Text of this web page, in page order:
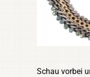
Schau vorbei